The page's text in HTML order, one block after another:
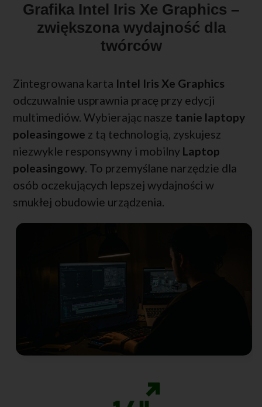
Grafika Intel Iris Xe Graphics –
zwiększona wydajność dla
twórców
Zintegrowana karta Intel Iris Xe Graphics
odczuwalnie usprawnia pracę przy edycji
multimediów. Wybierając nasze tanie laptopy
poleasingowe z tą technologią, zyskujesz
niezwykle responsywny i mobilny Laptop
poleasingowy. To przemyślane narzędzie dla
osób oczekujących lepszej wydajności w
smukłej obudowie urządzenia.